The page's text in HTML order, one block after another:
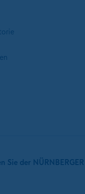
Sie der NÜRNBERGER